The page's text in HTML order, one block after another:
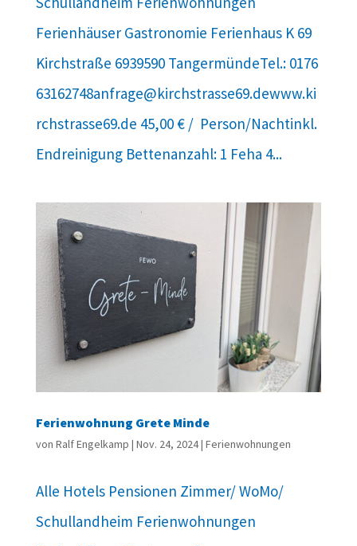
Ferienhäuser Gastronomie Ferienhaus K 69
Kirchstraße 6939590 TangermündeTel.: 0176
63162748anfrage@kirchstrasse69.dewww.ki
rchstrasse69.de 45,00 € / Person/Nachtinkl.
Endreinigung Bettenanzahl: 1 Feha 4...
Ferienwohnung Grete Minde
von Ralf Engelkamp | Nov. 24, 2024| Ferienwohnungen
Alle Hotels Pensionen Zimmer/ WoMo/
Schullandheim Ferienwohnungen